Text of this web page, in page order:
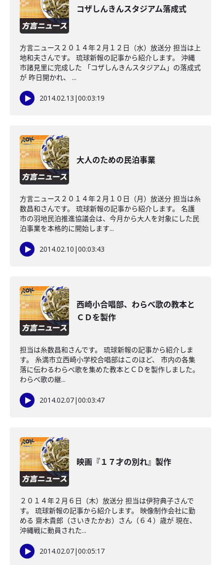
コザしんきんスタジアム落成式
方言ニュース２０１４年２月１２日（水）放送分 担当は上
地和夫さんです。 琉球新報の記事から紹介します。 沖縄
市諸見里に完成した 「コザしんきんスタジアム」の落成式
が 昨日開かれ、 ...
2014.02.13 |00:03:19
大人のための民泊事業
方言ニュース２０１４年２月１０日（月）放送分 担当は糸
数昌和さんです。 琉球新報の記事から紹介します。 名護
市の羽地民泊推進協議会は、今月から大人を対象にした民
泊事業を本格的に開始します...
2014.02.10 |00:03:43
西崎小合唱部、わらべ歌の教本と
ＣＤを製作
担当は糸数昌和さんです。 琉球新報の記事から紹介しま
す。 糸満市立西崎小学校合唱部はこのほど、 市内の各集
落に伝わるわらべ歌を集めた教本とＣＤを製作しました。
わらべ歌の継...
2014.02.07|00:03:47
映画『１７才の別れ』製作
２０１４年２月６日（木）放送分 担当は伊狩典子さんで
す。 琉球新報の記事から紹介します。 映像制作会社に勤
める 齋木貴郎（さいきたかお）さん（６４）歳が 現在、
沖縄戦に動員された...
2014.02.07|00:05:17